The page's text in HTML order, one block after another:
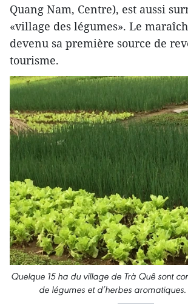
Quang Nam, Centre), est aussi
«village des légumes». Le
devenu sa première source de
tourisme.
Quelque 15 ha du village de Trà Quê sont
de légumes et d’herbes aromatiques.